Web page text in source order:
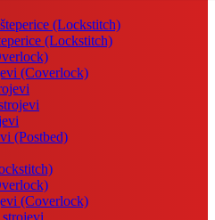
(Lockstitch)
(Lockstitch)
(Coverlock)
(Postbed)
(Coverlock)